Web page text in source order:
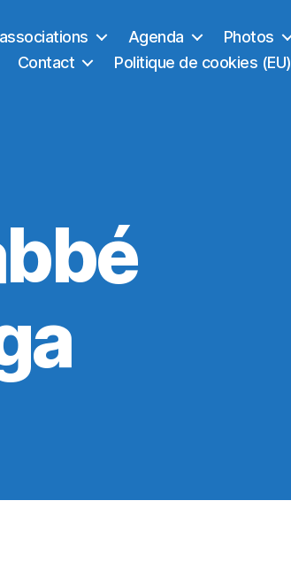
Agenda
Photos
Contact Politique de cookies (EU)